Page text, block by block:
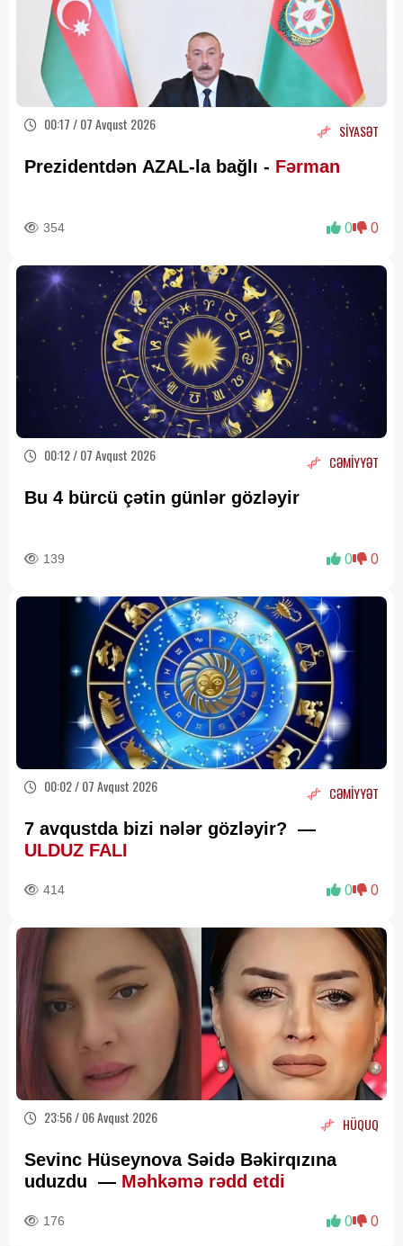
00:17 / 07 Avqust 2026 SİYASƏT
Prezidentdən AZAL-la bağlı - Fərman
354 0 0
00:12 / 07 Avqust 2026 CƏMİYYƏT
Bu 4 bürcü çətin günlər gözləyir
139 0 0
00:02 / 07 Avqust 2026 CƏMİYYƏT
7 avqustda bizi nələr gözləyir? —
ULDUZ FALI
414 0 0
23:56 / 06 Avqust 2026 HÜQUQ
Sevinc Hüseynova Səidə Bəkirqızına
uduzdu — Məhkəmə rədd etdi
176 0 0